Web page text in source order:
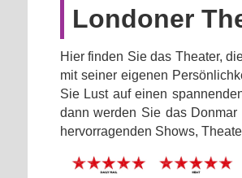
Londoner
Hier finden Sie das Theater,
mit seiner eigenen
Sie Lust auf einen
dann werden Sie das
hervorragenden Shows,